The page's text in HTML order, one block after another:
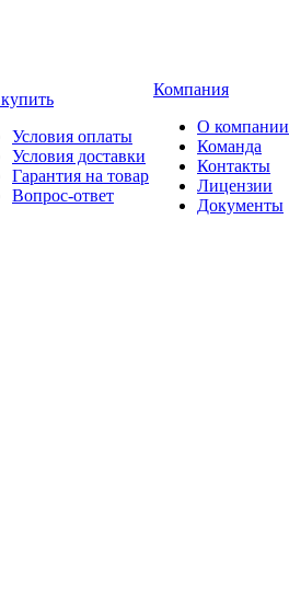
Условия оплаты
Условия доставки
Гарантия на товар
Вопрос-ответ
Компания
О компании
Команда
Контакты
Лицензии
Документы